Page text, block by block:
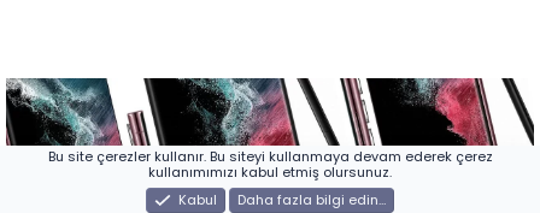
Bu site çerezler kullanır. Bu siteyi kullanmaya devam ederek çerez
kullanımımızı kabul etmiş olursunuz.
Kabul
Daha fazla bilgi edin…